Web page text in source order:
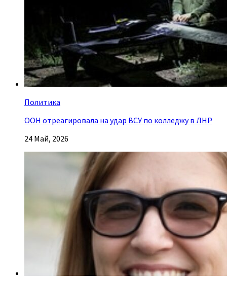
Политика
ООН отреагировала на удар ВСУ по колледжу в ЛНР
24 Май, 2026